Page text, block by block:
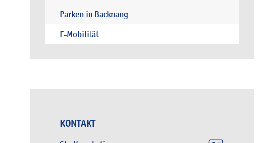
Parken in Backnang
E-Mobilität
KONTAKT